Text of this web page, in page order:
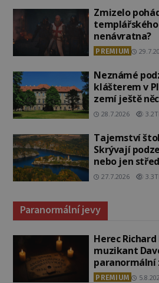
Zmizelo
nenávratna?
PREMIUM
Neznámé
klášterem v
zemí ještě
28.7.2026
Tajemství
Skrývají
nebo jen
27.7.2026
Paranormální jevy
Herec
muzikant
paranormální
PREMIUM